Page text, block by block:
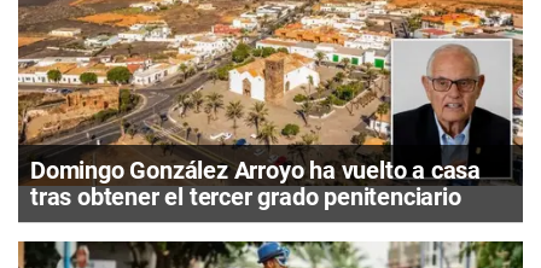
Domingo González Arroyo ha vuelto a casa
tras obtener el tercer grado penitenciario